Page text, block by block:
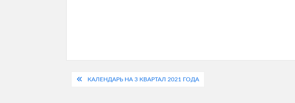
Навигация
КАЛЕНДАРЬ НА 3 КВАРТАЛ 2021 ГОДА